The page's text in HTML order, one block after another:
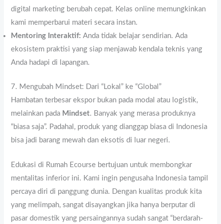
digital marketing berubah cepat. Kelas online memungkinkan
kami memperbarui materi secara instan.
Mentoring Interaktif: Anda tidak belajar sendirian. Ada
ekosistem praktisi yang siap menjawab kendala teknis yang
Anda hadapi di lapangan.
7. Mengubah Mindset: Dari “Lokal” ke “Global”
Hambatan terbesar ekspor bukan pada modal atau logistik,
melainkan pada Mindset. Banyak yang merasa produknya
“biasa saja”. Padahal, produk yang dianggap biasa di Indonesia
bisa jadi barang mewah dan eksotis di luar negeri.
Edukasi di Rumah Ecourse bertujuan untuk membongkar
mentalitas inferior ini. Kami ingin pengusaha Indonesia tampil
percaya diri di panggung dunia. Dengan kualitas produk kita
yang melimpah, sangat disayangkan jika hanya berputar di
pasar domestik yang persaingannya sudah sangat “berdarah-